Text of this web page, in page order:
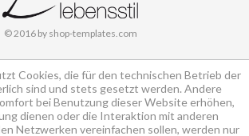
© 2016 by shop-templates.com
Cookies, die für den technischen Betrieb der
sind und stets gesetzt werden. Andere
bei Benutzung dieser Website erhöhen,
dienen oder die Interaktion mit anderen
Netzwerken vereinfachen sollen, werden nur